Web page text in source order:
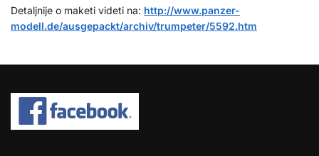
Detaljnije o maketi videti na: http://www.panzer-
modell.de/ausgepackt/archiv/trumpeter/5592.htm